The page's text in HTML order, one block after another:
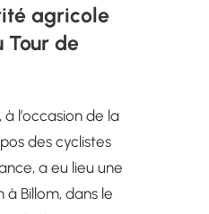
agricole
Tour de
à l’occasion de la
des cyclistes
a eu lieu une
Billom, dans le